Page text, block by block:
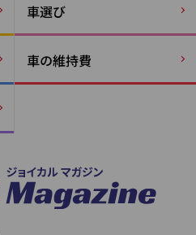
車選び
車の維持費